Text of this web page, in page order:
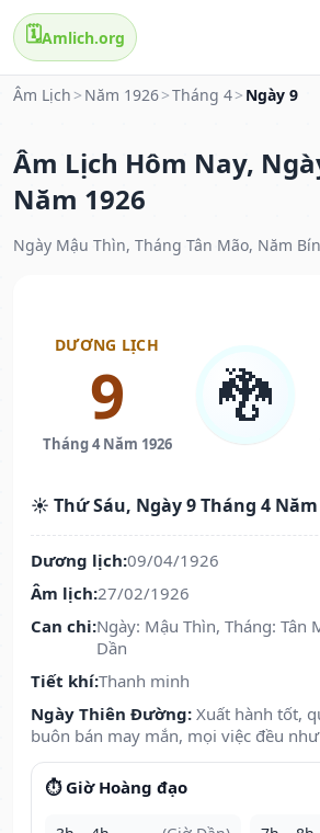
🗓️Amlich.org
Âm Lịch > Năm 1926>Tháng 4> Ngày 9
Âm Lịch Hôm Nay,
Năm 1926
Ngày Mậu Thìn, Tháng Tân Mão, Năm
DƯƠNG LỊCH
9
Tháng 4 Năm 1926
🐉
☀️ Thứ Sáu, Ngày 9 Tháng 4 Năm
Dương lịch:09/04/1926
Âm lịch:27/02/1926
Can chi:Ngày: Mậu Thìn, Tháng: Tân
Dần
Tiết khí:Thanh minh
Ngày Thiên Đường: Xuất hành tốt,
buôn bán may mắn, mọi việc đều
⏱️ Giờ Hoàng đạo